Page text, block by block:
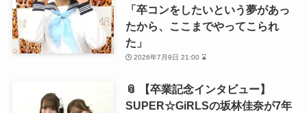
「卒コンをしたいという夢があっ
たから、ここまでやってこられ
た」
2026年7月9日 21:00 ⌛
📎 【卒業記念インタビュー】
SUPER☆GiRLSの坂林佳奈が7年